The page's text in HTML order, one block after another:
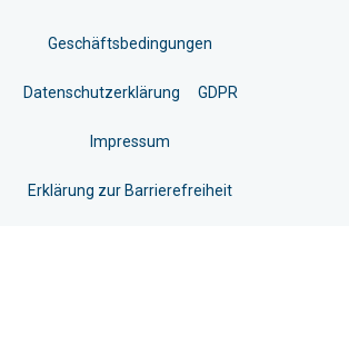
Geschäftsbedingungen
Datenschutzerklärung GDPR
Impressum
Erklärung zur Barrierefreiheit